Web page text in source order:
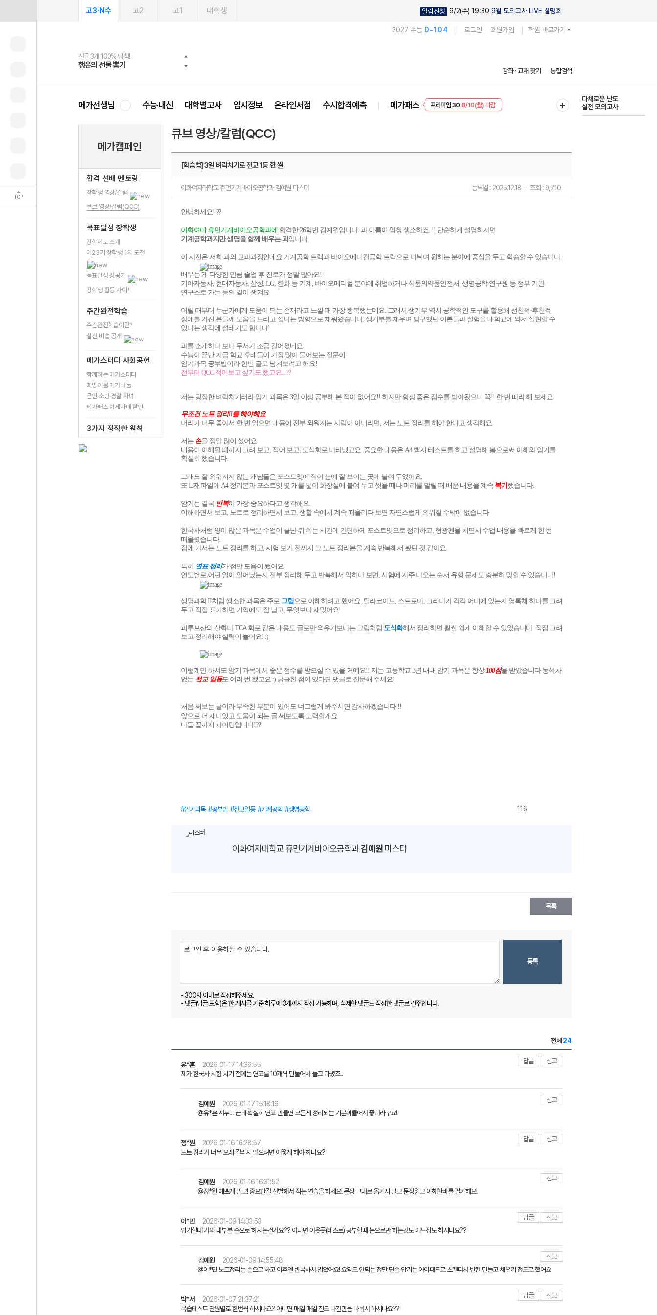
TOP
고3·N수 고2 고1 대학생 알람신청 9/2(수) 19:30 9월 모의고사 LIVE 설명회
2027 수능 D-104 로그인 회원가입 학원 바로가기
선물 3개 100% 당첨!
행운의 선물 뽑기
선물 100% 증정!
메가스터디 X 올리브
여름방학 스터디 캐시백
메가런 썸머스쿨
2027 러셀 단과
강사 공개선발
스마트러닝앱
설문 EVENT
메가패스
3일 무료 체험권
메가패스 수강생 무료혜택!
메가클럽 멤버십
사회공헌 캠페인
희망이룸 메가나눔
강좌 · 교재 찾기 통합검색
메가선생님 수능·내신 대학별고사 입시정보 온라인서점 수시합격예측 메가패스
EVENT 8/10(월) 마감
다채로운 난도
실전 모의고사
메가캠페인
합격 선배 멘토링
장학생 영상/칼럼
큐브 영상/칼럼(QCC)
목표달성 장학생
장학제도 소개
제23기 장학생 1차 도전
목표달성 성공기
장학생 활동 가이드
주간완전학습
주간완전학습이란?
실천 비법 공개
메가스터디 사회공헌
함께하는 메가스터디
희망이룸 메가나눔
군인·소방·경찰 자녀
메가패스 형제자매 할인
3가지 정직한 원칙
큐브 영상/칼럼(QCC)
[학습법] 3일 벼락치기로 전교 1등 한 썰
이화여자대학교 휴먼기계바이오공학과 김예원 마스터 등록일 : 2025.12.18 조회 : 9,710
안녕하세요! ??
이화여대 휴먼기계바이오공학과에 합격한 26학번 김예원입니다. 과 이름이 엄청 생소하죠..!! 단순하게 설명하자면
기계공학과지만 생명을 함께 배우는 과입니다
이 사진은 저희 과의 교과과정인데요 기계공학 트랙과 바이오메디컬공학 트랙으로 나뉘며 원하는 분야에 중심을 두고 학습할 수 있습니다.
배우는 게 다양한 만큼 졸업 후 진로가 정말 많아요!
기아자동차, 현대자동차, 삼성, LG, 한화 등 기계, 바이오메디컬 분야에 취업하거나 식품의약품안전처, 생명공학 연구원 등 정부 기관
연구소로 가는 등의 길이 생겨요
어릴 때부터 누군가에게 도움이 되는 존재라고 느낄 때 가장 행복했는데요. 그래서 생기부 역시 공학적인 도구를 활용해 선천적·후천적
장애를 가진 분들께 도움을 드리고 싶다는 방향으로 채워왔습니다. 생기부를 채우며 탐구했던 이론들과 실험을 대학교에 와서 실현할 수
있다는 생각에 설레기도 합니다!
과를 소개하다 보니 두서가 조금 길어졌네요.
수능이 끝난 지금 학교 후배들이 가장 많이 물어보는 질문이
암기과목 공부법이라 한번 글로 남겨보려고 해요!
전부터 QCC 적어보고 싶기도 했고요...??
저는 굉장한 벼락치기러라 암기 과목은 3일 이상 공부해 본 적이 없어요!! 하지만 항상 좋은 점수를 받아왔으니 꼭!! 한 번 따라 해 보세요.
무조건 노트 정리!!를 해야해요
머리가 너무 좋아서 한 번 읽으면 내용이 전부 외워지는 사람이 아니라면, 저는 노트 정리를 해야 한다고 생각해요.
저는 손을 정말 많이 썼어요.
내용이 이해될 때까지 그려 보고, 적어 보고, 도식화로 나타냈고요. 중요한 내용은 A4 백지 테스트를 하고 설명해 봄으로써 이해와 암기를
확실히 했습니다.
그래도 잘 외워지지 않는 개념들은 포스트잇에 적어 눈에 잘 보이는 곳에 붙여 두었어요.
또 L자 파일에 A4 정리본과 포스트잇 몇 개를 넣어 화장실에 붙여 두고 씻을 때나 머리를 말릴 때 배운 내용을 계속 복기 했습니다.
암기는 결국 반복이 가장 중요하다고 생각해요.
이해하면서 보고, 노트로 정리하면서 보고, 생활 속에서 계속 떠올리다 보면 자연스럽게 외워질 수밖에 없습니다
한국사처럼 양이 많은 과목은 수업이 끝난 뒤 쉬는 시간에 간단하게 포스트잇으로 정리하고, 형광펜을 치면서 수업 내용을 빠르게 한 번
떠올렸습니다.
집에 가서는 노트 정리를 하고, 시험 보기 전까지 그 노트 정리본을 계속 반복해서 봤던 것 같아요.
특히 연표 정리가 정말 도움이 됐어요.
연도별로 어떤 일이 일어났는지 전부 정리해 두고 반복해서 익히다 보면, 시험에 자주 나오는 순서 유형 문제도 충분히 맞힐 수 있습니다!
생명과학 II처럼 생소한 과목은 주로 그림 으로 이해하려고 했어요. 틸라코이드, 스트로마, 그라나가 각각 어디에 있는지 엽록체 하나를 그려
두고 직접 표기하면 기억에도 잘 남고, 무엇보다 재밌어요!
피루브산의 산화나 TCA 회로 같은 내용도 글로만 외우기보다는 그림처럼 도식화해서 정리하면 훨씬 쉽게 이해할 수 있었습니다. 직접 그려
보고 정리해야 실력이 늘어요! :)
이렇게만 하셔도 암기 과목에서 좋은 점수를 받으실 수 있을 거예요!! 저는 고등학교 3년 내내 암기 과목은 항상100점을 받았습니다 동석차
없는 전교 일등도 여러 번 했고요 :) 궁금한 점이 있다면 댓글로 질문해 주세요!
처음 써보는 글이라 부족한 부분이 있어도 너그럽게 봐주시면 감사하겠습니다 !!
앞으로 더 재미있고 도움이 되는 글 써보도록 노력할게요
다들 끝까지 파이팅입니다!??
암기과목 공부법 전교일등 기계공학 생명공학 116
이화여자대학교 휴먼기계바이오공학과김예원 마스터
목록
등록
- 300자 이내로 작성해주세요.
- 댓글(답글 포함)은 한 게시물 기준 하루에 3개까지 작성 가능하며, 삭제한 댓글도 작성한 댓글로 간주합니다.
전체 24
유*훈 2026-01-17 14:39:55 답글
신고
제가 한국사 시험 치기 전에는 연표를 10개씩 만들어서 들고 다녔죠..
김예원 2026-01-17 15:18:19
신고
@유*훈 저두... 근데 확실히 연표 만들면 모든게 정리되는 기분이들어서 좋더라구요!
정*원 2026-01-16 16:28:57 답글
신고
노트 정리가 너무 오래 걸리지 않으려면 어떻게 해야 하나요?
김예원 2026-01-16 16:31:52
신고
@정*원 예쁘게 말고! 중요한걸 선별해서 적는 연습을 하세요! 문장 그대로 옮기지 말고 문장읽고 이해한바를 필기해요!
이*민 2026-01-09 14:33:53 답글
신고
암기할때 거의 대부분 손으로 하시는건가요?? 아니면 아웃풋(테스트) 공부할때 눈으로만 하는것도 어느정도 하시나요??
김예원 2026-01-09 14:55:48
신고
@이*민 노트정리는 손으로 하고 이후엔 반복하서 읽었어요! 요약도 안되는 정말 단순 암기는 아이패드로 스캔떠서 빈칸 만들고 채우기 정도로 했어요
박*서 2026-01-07 21:37:21 답글
신고
복습테스트 단원별로 한번씩 하시나요? 아니면 매일 매일 진도 나간만큼 나눠서 하시나요??